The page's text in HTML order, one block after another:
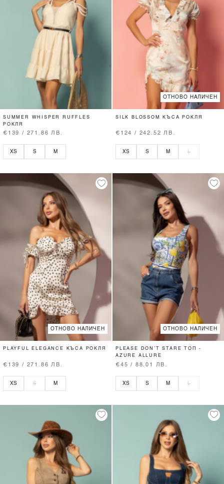
SUMMER WHISPER RUFFLES
РОКЛЯ
€139 / 271.86 ЛВ.
XS S M
ОТНОВО НАЛИЧЕН
SILK BLOSSOM КЪСА РОКЛЯ
€124 / 242.52 ЛВ.
XS S M L
ОТНОВО НАЛИЧЕН
PLAYFUL ELEGANCE КЪСА РОКЛЯ
€139 / 271.86 ЛВ.
XS S M
ОТНОВО НАЛИЧЕН
PLEASE DON’T STARE ТОП -
AZURE ALLURE
€45 / 88.01 ЛВ.
XS S M L